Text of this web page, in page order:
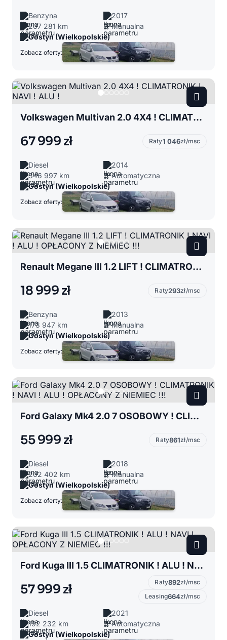
Benzyna
2017
207 281 km
Manualna
Gostyń (Wielkopolskie)
Zobacz oferty:
Volkswagen Multivan 2.0 4X4 ! CLIMATRONIK ! NAVI ! ALU !
67 999 zł Raty1 046zł/msc
Diesel
2014
346 997 km
Automatyczna
Gostyń (Wielkopolskie)
Zobacz oferty:
Renault Megane III 1.2 LIFT ! CLIMATRONIK ! NAVI ! ALU ! OPŁACONY Z NIEMIEC !!!
18 999 zł Raty293zł/msc
Benzyna
2013
173 947 km
Manualna
Gostyń (Wielkopolskie)
Zobacz oferty:
Ford Galaxy Mk4 2.0 7 OSOBOWY ! CLIMATRONIK ! NAVI ! ALU ! OPŁACONY Z NIEMIEC !!!
55 999 zł Raty861zł/msc
Diesel
2018
202 402 km
Manualna
Gostyń (Wielkopolskie)
Zobacz oferty:
Ford Kuga III 1.5 CLIMATRONIK ! ALU ! NAVI ! OPŁACONY Z NIEMIEC !!!
57 999 zł Raty892zł/msc
Leasing664zł/msc
Diesel
2021
192 232 km
Automatyczna
Gostyń (Wielkopolskie)